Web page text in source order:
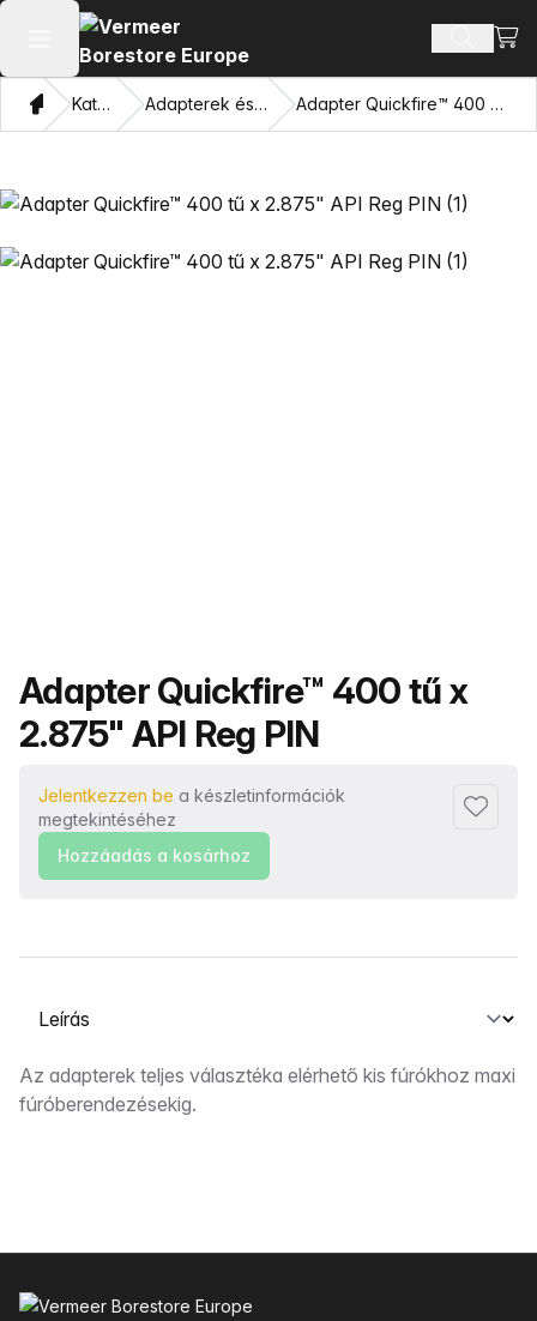
Főmenü megnyitása
OtthonKatalógus Adapterek és húzó szemek Adapter Quickfire™ 400 tű x 2.875" API Reg PIN
Termék neve
Adapter Quickfire™ 400 tű x
2.875" API Reg PIN
Jelentkezzen be a készletinformációk
megtekintéséhez
Hozzáadás a kosárhoz
Válasszon ki egy lapot
Leírás
Az adapterek teljes választéka elérhető kis fúrókhoz maxi
fúróberendezésekig.